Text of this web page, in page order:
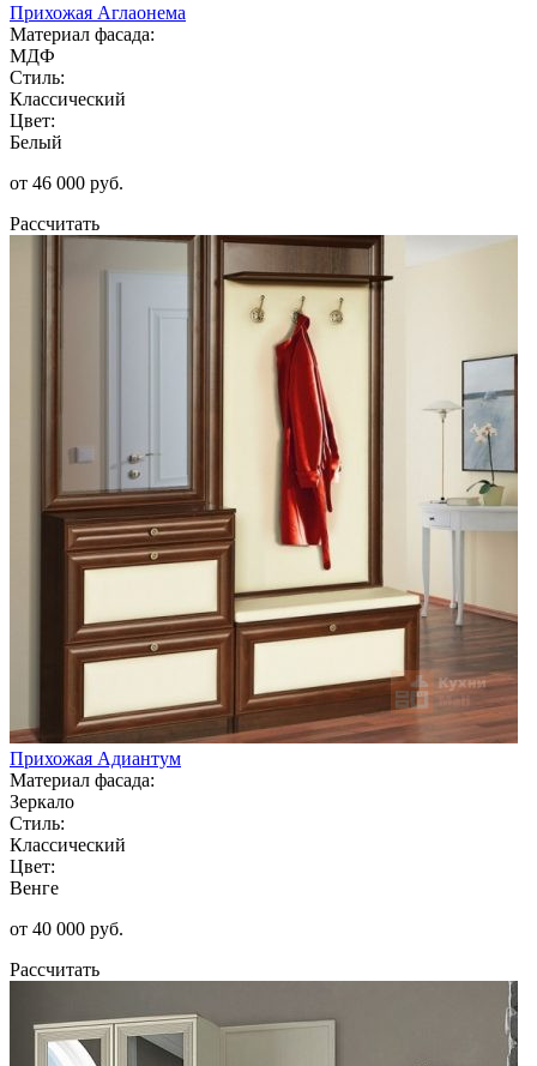
Прихожая Аглаонема
Материал фасада:
МДФ
Стиль:
Классический
Цвет:
Белый
от 46 000 руб.
Рассчитать
Прихожая Адиантум
Материал фасада:
Зеркало
Стиль:
Классический
Цвет:
Венге
от 40 000 руб.
Рассчитать